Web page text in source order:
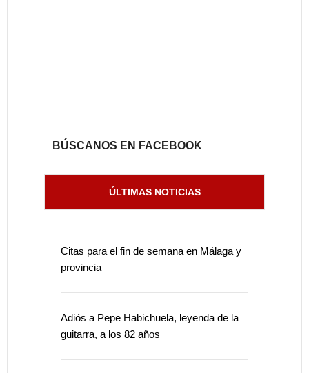
BÚSCANOS EN FACEBOOK
ÚLTIMAS NOTICIAS
Citas para el fin de semana en Málaga y
provincia
Adiós a Pepe Habichuela, leyenda de la
guitarra, a los 82 años